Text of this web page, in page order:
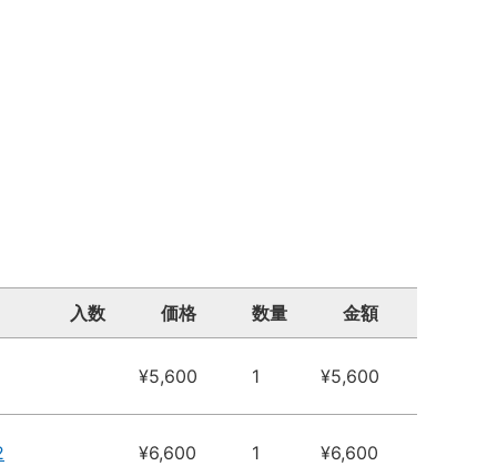
入数 価格 数量 金額
¥5,600 1 ¥5,600
¥6,600 1 ¥6,600